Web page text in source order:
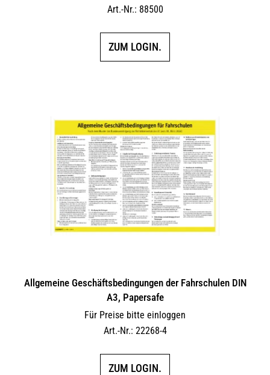
Art.-Nr.: 88500
ZUM LOGIN.
Allgemeine Geschäftsbedingungen der Fahrschulen DIN
A3, Papersafe
Für Preise bitte einloggen
Art.-Nr.: 22268-4
ZUM LOGIN.